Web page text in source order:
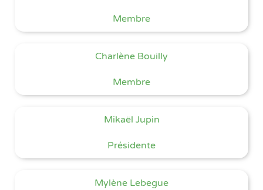
Membre
Charlène Bouilly
Membre
Mikaël Jupin
Présidente
Mylène Lebegue